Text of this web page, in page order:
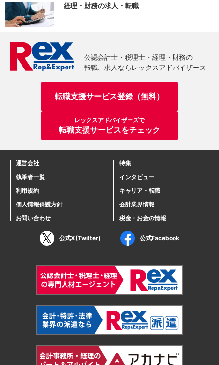
経理・財務の求人・転職
転職支援サービス登録（無料）
レックスアドバイザーズで
転職支援サービスをチェック
運営会社
執筆者一覧
利用規約
個人情報保護方針
お問い合わせ
特集
インタビュー
キャリア・転職
会計業界情報
税金・お金の情報
公式X(Twitter) 公式Facebook